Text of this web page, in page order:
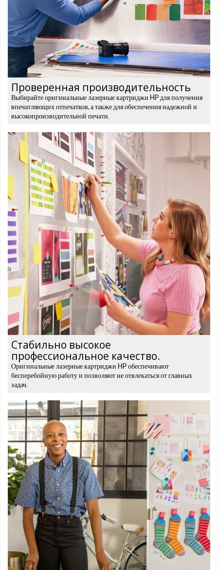
Проверенная производительность
Выбирайте оригинальные лазерные картриджи HP для получения
впечатляющих отпечатков, а также для обеспечения надежной и
высокопроизводительной печати.
Стабильно высокое
профессиональное качество.
Оригинальные лазерные картриджи HP обеспечивают
бесперебойную работу и позволяют не отвлекаться от главных
задач.